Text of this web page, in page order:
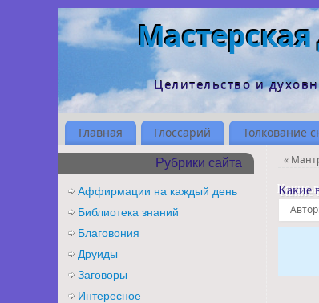
Целительство и
Главная Глоссарий Толкование
«
Какие
Рубрики сайта
Аффирмации на каждый день
Библиотека знаний
Благовония
Друиды
Заговоры
Интересное